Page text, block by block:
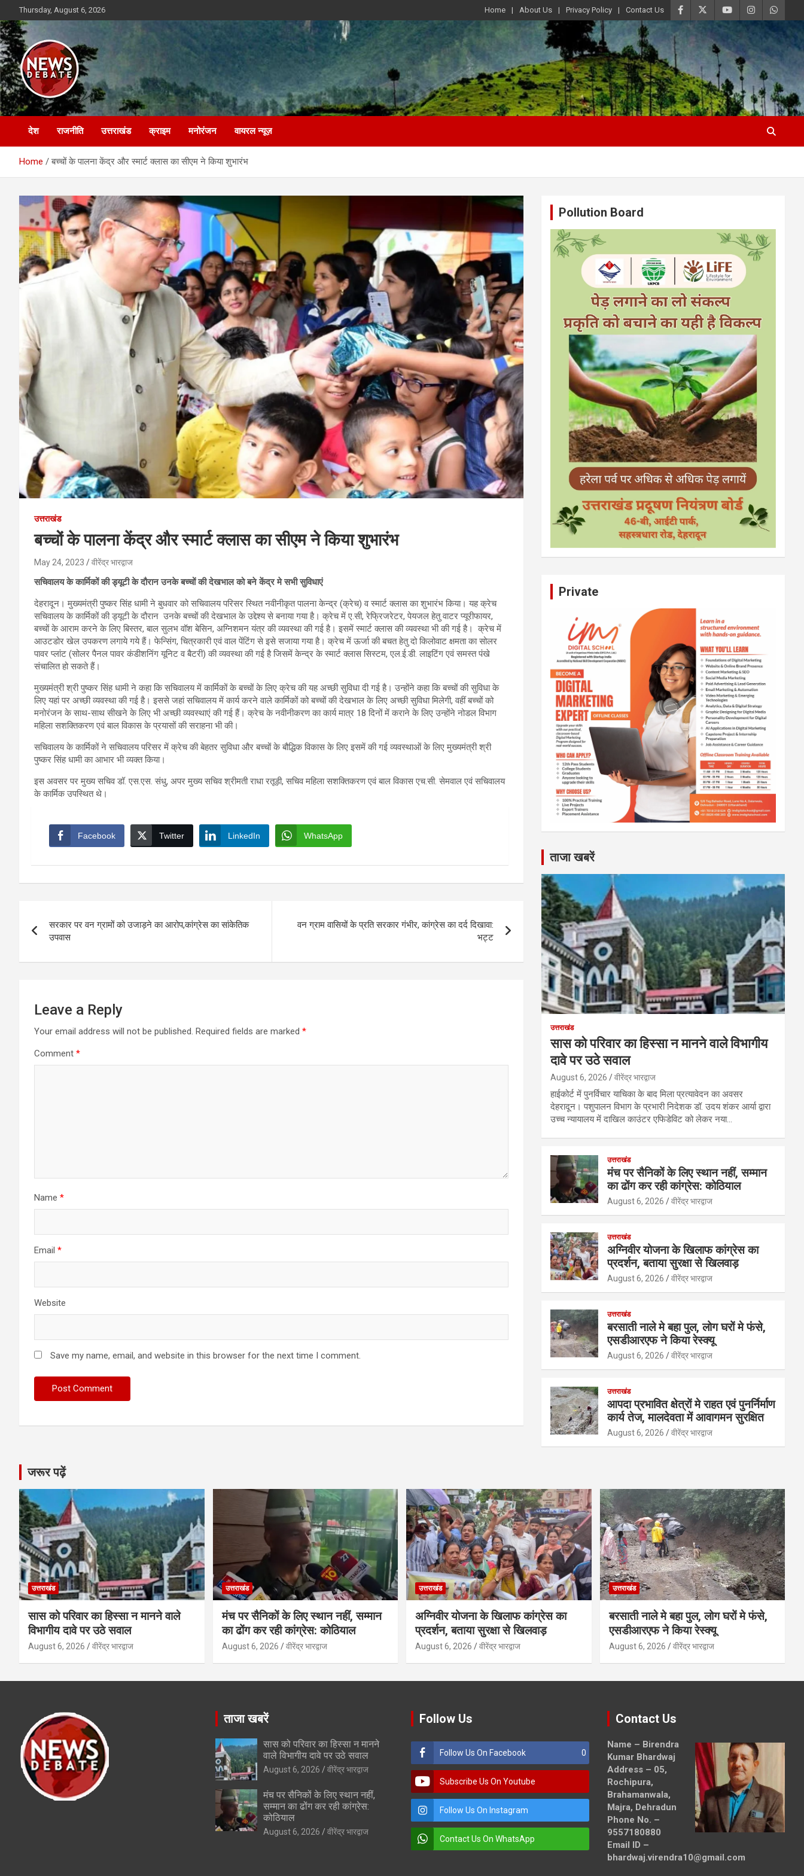
to
content
Thursday, August 6, 2026 Home About Us Privacy Policy Contact Us
News Debate
देश राजनीति उत्तराखंड क्राइम मनोरंजन वायरल न्यूज़
Home बच्चों के पालना केंद्र और स्मार्ट क्लास का सीएम ने किया शुभारंभ
उत्तराखंड
बच्चों के पालना केंद्र और स्मार्ट क्लास का सीएम ने किया शुभारंभ
May 24, 2023 वीरेंद्र भारद्वाज
सचिवालय के कार्मिकों की ड्यूटी के दौरान उनके बच्चों की देखभाल को बने केंद्र मे सभी सुविधाएं
देहरादून। मुख्यमंत्री पुष्कर सिंह धामी ने बुधवार को सचिवालय परिसर स्थित नवीनीकृत पालना केन्द्र (क्रेच) व स्मार्ट क्लास का शुभारंभ किया। यह क्रेच
सचिवालय के कार्मिकों की ड्यूटी के दौरान उनके बच्चों की देखभाल के उद्देश्य से बनाया गया है। क्रेच में ए.सी, रेफ्रिजरेटर, पेयजल हेतु वाटर प्यूरीफायर,
बच्चों के आराम करने के लिए बिस्तर, बाल सुलभ वॉश बेसिन, अग्निशमन यंत्र की व्यवस्था की गई है। इसमें स्मार्ट क्लास की व्यवस्था भी की गई है। क्रेच में
आउटडोर खेल उपकरण लगाये गये हैं। फेन्सिंग, चित्रकारी एवं वाल पेंटिंग से इसे सजाया गया है। क्रेच में ऊर्जा की बचत हेतु दो किलोवाट क्षमता का सोलर
पावर प्लांट (सोलर पैनल पावर कंडीशनिंग यूनिट व बैटरी) की व्यवस्था की गई है जिसमें केन्द्र के स्मार्ट क्लास सिस्टम, एल.ई.डी. लाइटिंग एवं समस्त पंखे
संचालित हो सकते हैं।
मुख्यमंत्री श्री पुष्कर सिंह धामी ने कहा कि सचिवालय में कार्मिकों के बच्चों के लिए क्रेच की यह अच्छी सुविधा दी गई है। उन्होंने कहा कि बच्चों की सुविधा के
लिए यहां पर अच्छी व्यवस्था की गई है। इससे जहां सचिवालय में कार्य करने वाले कार्मिकों को बच्चों की देखभाल के लिए अच्छी सुविधा मिलेगी, वहीं बच्चों को
मनोरंजन के साथ-साथ सीखने के लिए भी अच्छी व्यवस्थाएं की गई हैं। क्रेच के नवीनीकरण का कार्य मात्र 18 दिनों में कराने के लिए उन्होंने नोडल विभाग
महिला सशक्तिकरण एवं बाल विकास के प्रयासों की सराहना भी की।
सचिवालय के कार्मिकों ने सचिवालय परिसर में क्रेच की बेहतर सुविधा और बच्चों के बौद्धिक विकास के लिए इसमें की गई व्यवस्थाओं के लिए मुख्यमंत्री श्री
पुष्कर सिंह धामी का आभार भी व्यक्त किया।
इस अवसर पर मुख्य सचिव डॉ. एस.एस. संधु, अपर मुख्य सचिव श्रीमती राधा रतूड़ी, सचिव महिला सशक्तिकरण एवं बाल विकास एच.सी. सेमवाल एवं सचिवालय
के कार्मिक उपस्थित थे।
Facebook Twitter LinkedIn WhatsApp
navigation
सरकार पर वन ग्रामों को उजाड़ने का आरोप,कांग्रेस का सांकेतिक
उपवास
वन ग्राम वासियों के प्रति सरकार गंभीर, कांग्रेस का दर्द दिखावा:
भट्ट
Leave a Reply
Your email address will not be published. Required fields are marked *
Comment *
Name *
Email *
Website
Save my name, email, and website in this browser for the next time I comment.
Pollution Board
Private
ताजा खबरें
उत्तराखंड
सास को परिवार का हिस्सा न मानने वाले विभागीय
दावे पर उठे सवाल
August 6, 2026 वीरेंद्र भारद्वाज
हाईकोर्ट में पुनर्विचार याचिका के बाद मिला प्रत्यावेदन का अवसर
देहरादून। पशुपालन विभाग के प्रभारी निदेशक डॉ. उदय शंकर आर्या द्वारा
उच्च न्यायालय में दाखिल काउंटर एफिडेविट को लेकर नया…
उत्तराखंड
मंच पर सैनिकों के लिए स्थान नहीं, सम्मान
का ढोंग कर रही कांग्रेस: कोठियाल
August 6, 2026 वीरेंद्र भारद्वाज
उत्तराखंड
अग्निवीर योजना के खिलाफ कांग्रेस का
प्रदर्शन, बताया सुरक्षा से खिलवाड़
August 6, 2026 वीरेंद्र भारद्वाज
उत्तराखंड
बरसाती नाले मे बहा पुल, लोग घरों मे फंसे,
एसडीआरएफ ने किया रेस्क्यू
August 6, 2026 वीरेंद्र भारद्वाज
उत्तराखंड
आपदा प्रभावित क्षेत्रों मे राहत एवं पुनर्निर्माण
कार्य तेज, मालदेवता में आवागमन सुरक्षित
August 6, 2026 वीरेंद्र भारद्वाज
जरूर पढ़ें
उत्तराखंड
सास को परिवार का हिस्सा न मानने वाले
विभागीय दावे पर उठे सवाल
August 6, 2026 वीरेंद्र भारद्वाज
उत्तराखंड
मंच पर सैनिकों के लिए स्थान नहीं, सम्मान
का ढोंग कर रही कांग्रेस: कोठियाल
August 6, 2026 वीरेंद्र भारद्वाज
उत्तराखंड
अग्निवीर योजना के खिलाफ कांग्रेस का
प्रदर्शन, बताया सुरक्षा से खिलवाड़
August 6, 2026 वीरेंद्र भारद्वाज
उत्तराखंड
बरसाती नाले मे बहा पुल, लोग घरों मे फंसे,
एसडीआरएफ ने किया रेस्क्यू
August 6, 2026 वीरेंद्र भारद्वाज
ताजा खबरें
सास को परिवार का हिस्सा न मानने
वाले विभागीय दावे पर उठे सवाल
August 6, 2026 वीरेंद्र भारद्वाज
मंच पर सैनिकों के लिए स्थान नहीं,
सम्मान का ढोंग कर रही कांग्रेस:
कोठियाल
August 6, 2026 वीरेंद्र भारद्वाज
Follow Us
Follow Us On Facebook 0
Subscribe Us On Youtube
Follow Us On Instagram
Contact Us On WhatsApp
Contact Us
Name – Birendra
Kumar Bhardwaj
Address – 05,
Rochipura,
Brahamanwala,
Majra, Dehradun
Phone No. –
9557180880
Email ID –
bhardwaj.virendra10@gmail.com